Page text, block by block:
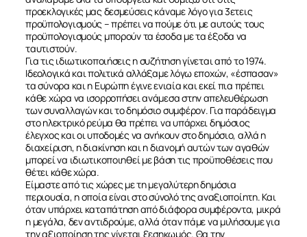
προεκλογικές μας δεσμεύσεις κάναμε λόγο για 3ετεις
προϋπολογισμούς – πρέπει να πούμε ότι με αυτούς τους
προϋπολογισμούς μπορούν τα έσοδα με τα έξοδα να
ταυτιστούν.
Για τις ιδιωτικοποιήσεις η συζήτηση γίνεται από το 1974.
Ιδεολογικά και πολιτικά αλλάξαμε λόγω εποχών, «έσπασαν»
τα σύνορα και η Ευρώπη έγινε ενιαία και εκεί πια πρέπει
κάθε χώρα να ισορροπήσει ανάμεσα στην απελευθέρωση
των συναλλαγών και το δημόσιο συμφέρον. Για παράδειγμα
στο ηλεκτρικό ρεύμα θα πρέπει να υπάρχει δημόσιος
έλεγχος και οι υποδομές να ανήκουν στο δημόσιο, αλλά η
διαχείριση, η διακίνηση και η διανομή αυτών των αγαθών
μπορεί να ιδιωτικοποιηθεί με βάση τις προϋποθέσεις που
θέτει κάθε χώρα.
Είμαστε από τις χώρες με τη μεγαλύτερη δημόσια
περιουσία, η οποία είναι στο σύνολό της αναξιοποίητη. Και
όταν υπάρχει καταπάτηση από διάφορα συμφέροντα, μικρά
η μεγάλα, δεν αντιδρούμε, αλλά όταν πάμε να μιλήσουμε για
την αξιοποίηση της γίνεται ξεσηκωμός. Θα την